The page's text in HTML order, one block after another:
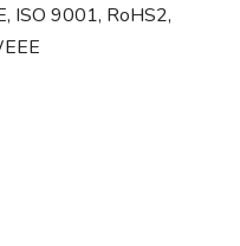
ISO 9001, RoHS2,